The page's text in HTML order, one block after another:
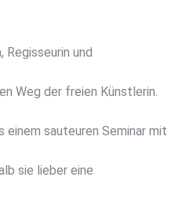
und
Weg der freien Künstlerin.
einem sauteuren Seminar mit
sie lieber eine